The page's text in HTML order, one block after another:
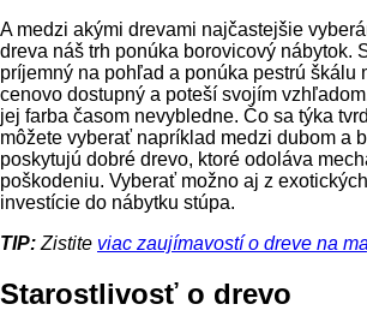
A medzi akými drevami najčastejšie
dreva náš trh ponúka borovicový nábytok.
príjemný na pohľad a ponúka pestrú škálu
cenovo dostupný a poteší svojím
jej farba časom nevybledne. Čo sa týka
môžete vyberať napríklad medzi dubom a
poskytujú dobré drevo, ktoré odoláva
poškodeniu. Vyberať možno aj z
investície do nábytku stúpa.
TIP: Zistite viac zaujímavostí o dreve na
Starostlivosť o drevo